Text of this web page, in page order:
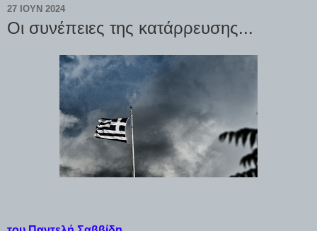
27 ΙΟΥΝ 2024
Οι συνέπειες της κατάρρευσης...